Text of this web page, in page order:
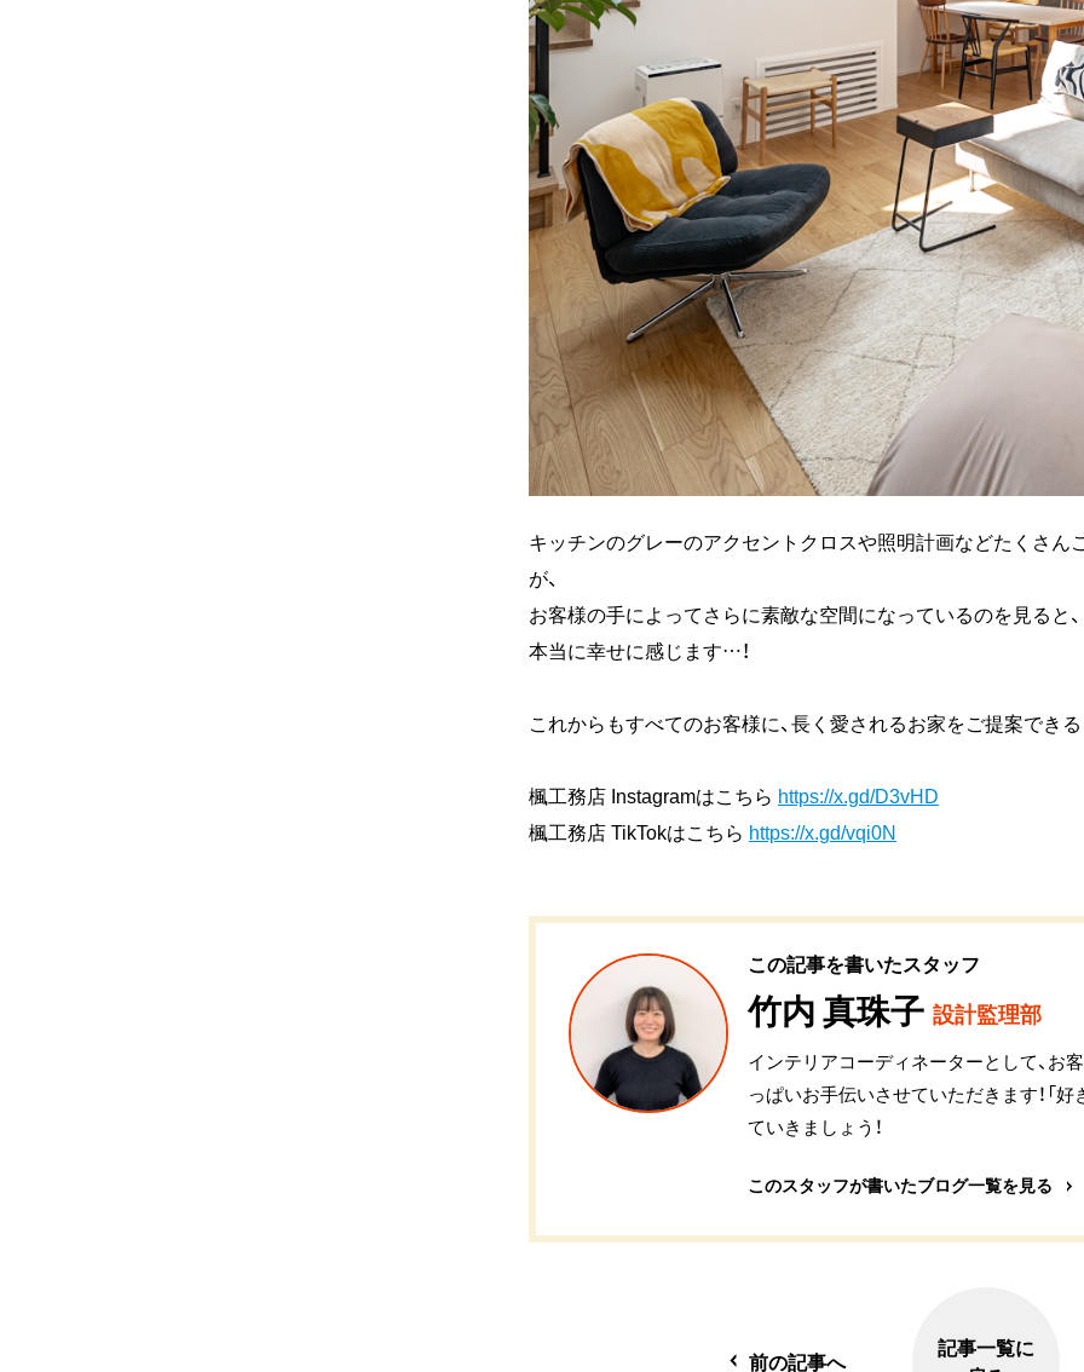
キッチンのグレーのアクセントクロスや照明計画などたくさ
が、
お客様の手によってさらに素敵な空間になっているのを見ると、
本当に幸せに感じます…！
これからもすべてのお客様に、長く愛されるお家をご提案でき
楓工務店 Instagramはこちら https://x.gd/D3vHD
楓工務店 TikTokはこちら https://x.gd/vqi0N
この記事を書いたスタッフ
竹内 真珠子 設計監理部
インテリアコーディネーターとして、お
っぱいお手伝いさせていただきます！「
ていきましょう！
このスタッフが書いたブログ一覧を見る
前の記事へ
記事一覧に